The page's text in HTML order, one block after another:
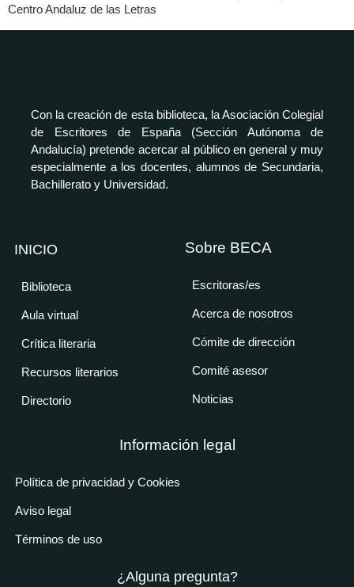
Centro Andaluz de las Letras
Con la creación de esta biblioteca, la Asociación Colegial
de Escritores de España (Sección Autónoma de
Andalucía) pretende acercar al público en general y muy
especialmente a los docentes, alumnos de Secundaria,
Bachillerato y Universidad.
INICIO
Biblioteca
Aula virtual
Crítica literaria
Recursos literarios
Directorio
Sobre BECA
Escritoras/es
Acerca de nosotros
Cómite de dirección
Comité asesor
Noticias
Información legal
Política de privacidad y Cookies
Aviso legal
Términos de uso
¿Alguna pregunta?